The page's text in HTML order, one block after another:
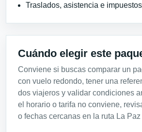
Traslados, asistencia e impuestos
Cuándo elegir este
Conviene si buscas comparar un
con vuelo redondo, tener una
dos viajeros y validar condiciones
el horario o tarifa no conviene,
o fechas cercanas en la ruta La Paz